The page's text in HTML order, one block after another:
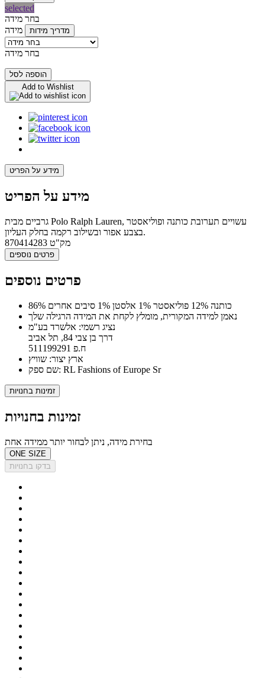
selected
בחר מידה
מידה
מדריך מידות
בחר מידה
הוספה לסל
Add to Wishlist
מידע על הפריט
מידע על הפריט
גרביים מבית Polo Ralph Lauren, עשויים תערובת כותנה ופוליאסטר
בצבע אפור ובשילוב רקמה בחלק העליון.
מק"ט 870414283
פרטים נוספים
פרטים נוספים
86% כותנה 12% פוליאסטר 1% אלסטן 1% סיבים אחרים
נאמן למידה המקורית, מומלץ לקחת את המידה הרגילה שלך
נציג רשמי: אלשרד בע"מ
דרך בן צבי 84, תל אביב
ח.פ 511199291
ארץ יצור: שוויץ
שם ספק: RL Fashions of Europe Sr
זמינות בחנויות
זמינות בחנויות
בחירת מידה, ניתן לבחור יותר ממידה אחת
ONE SIZE
בדקו בחנויות